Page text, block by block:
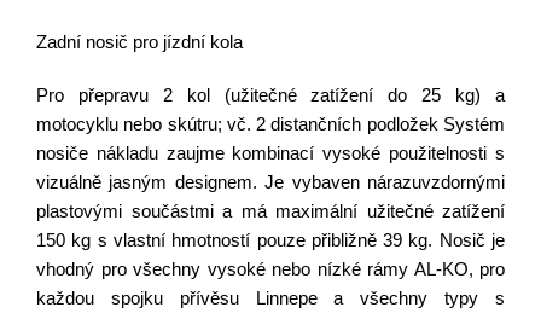
Zadní nosič pro jízdní kola
Pro přepravu 2 kol (užitečné zatížení do 25 kg) a
motocyklu nebo skútru; vč. 2 distančních podložek Systém
nosiče nákladu zaujme kombinací vysoké použitelnosti s
vizuálně jasným designem. Je vybaven nárazuvzdornými
plastovými součástmi a má maximální užitečné zatížení
150 kg s vlastní hmotností pouze přibližně 39 kg. Nosič je
vhodný pro všechny vysoké nebo nízké rámy AL-KO, pro
každou spojku přívěsu Linnepe a všechny typy s